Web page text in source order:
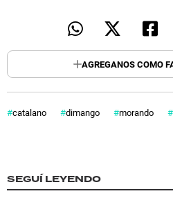
AGREGANOS COMO
catalano dimango morando
SEGUÍ LEYENDO